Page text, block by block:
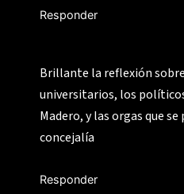
Responder
Brillante la reflexión
universitarios, los
Madero, y las orgas que
concejalía
Responder